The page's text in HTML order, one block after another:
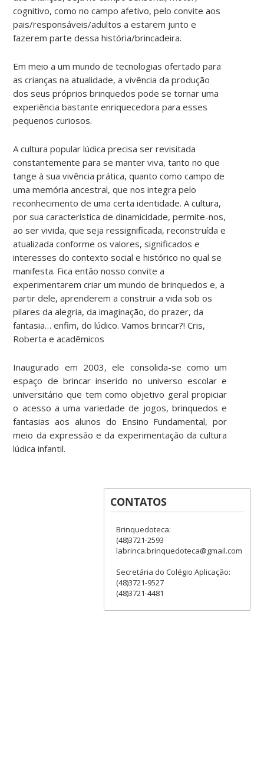
cognitivo, como no campo afetivo, pelo convite aos
pais/responsáveis/adultos a estarem junto e
fazerem parte dessa história/brincadeira.
Em meio a um mundo de tecnologias ofertado para
as crianças na atualidade, a vivência da produção
dos seus próprios brinquedos pode se tornar uma
experiência bastante enriquecedora para esses
pequenos curiosos.
A cultura popular lúdica precisa ser revisitada
constantemente para se manter viva, tanto no que
tange à sua vivência prática, quanto como campo de
uma memória ancestral, que nos integra pelo
reconhecimento de uma certa identidade. A cultura,
por sua característica de dinamicidade, permite-nos,
ao ser vivida, que seja ressignificada, reconstruída e
atualizada conforme os valores, significados e
interesses do contexto social e histórico no qual se
manifesta. Fica então nosso convite a
experimentarem criar um mundo de brinquedos e, a
partir dele, aprenderem a construir a vida sob os
pilares da alegria, da imaginação, do prazer, da
fantasia… enfim, do lúdico. Vamos brincar?! Cris,
Roberta e acadêmicos
Inaugurado em 2003, ele consolida-se como um
espaço de brincar inserido no universo escolar e
universitário que tem como objetivo geral propiciar
o acesso a uma variedade de jogos, brinquedos e
fantasias aos alunos do Ensino Fundamental, por
meio da expressão e da experimentação da cultura
lúdica infantil.
CONTATOS
Brinquedoteca:
(48)3721-2593
labrinca.brinquedoteca@gmail.com
Secretária do Colégio Aplicação:
(48)3721-9527
(48)3721-4481